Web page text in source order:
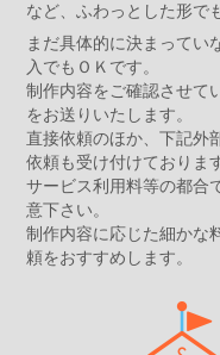
など、ふわっとした形で
まだ具体的に決まってい
入でもＯＫです。
制作内容をご確認させて
をお送りいたします。
直接依頼のほか、下記外
依頼も受け付けておりま
サービス利用料等の都合
意下さい。
制作内容に応じた細かな
頼をおすすめします。